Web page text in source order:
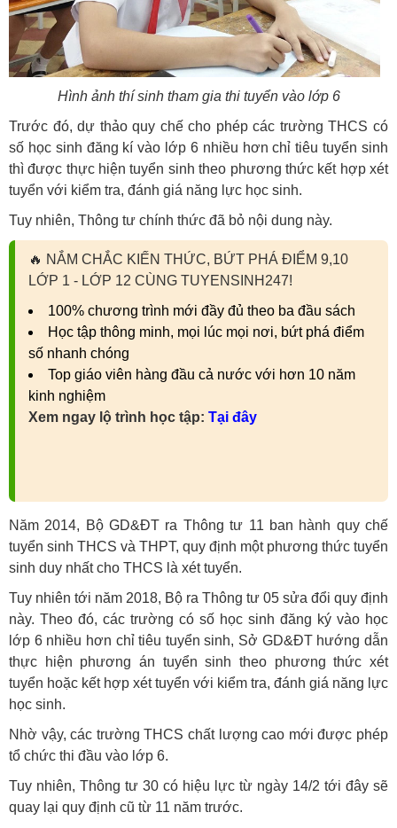
Hình ảnh thí sinh tham gia thi tuyển vào lớp 6
Trước đó, dự thảo quy chế cho phép các trường THCS có
số học sinh đăng kí vào lớp 6 nhiều hơn chỉ tiêu tuyển sinh
thì được thực hiện tuyển sinh theo phương thức kết hợp xét
tuyển với kiểm tra, đánh giá năng lực học sinh.
Tuy nhiên, Thông tư chính thức đã bỏ nội dung này.
🔥 NẮM CHẮC KIẾN THỨC, BỨT PHÁ ĐIỂM 9,10
LỚP 1 - LỚP 12 CÙNG TUYENSINH247!
100% chương trình mới đầy đủ theo ba đầu sách
Học tập thông minh, mọi lúc mọi nơi, bứt phá điểm
số nhanh chóng
Top giáo viên hàng đầu cả nước với hơn 10 năm
kinh nghiệm
Xem ngay lộ trình học tập: Tại đây
Năm 2014, Bộ GD&ĐT ra Thông tư 11 ban hành quy chế
tuyển sinh THCS và THPT, quy định một phương thức tuyển
sinh duy nhất cho THCS là xét tuyển.
Tuy nhiên tới năm 2018, Bộ ra Thông tư 05 sửa đổi quy định
này. Theo đó, các trường có số học sinh đăng ký vào học
lớp 6 nhiều hơn chỉ tiêu tuyển sinh, Sở GD&ĐT hướng dẫn
thực hiện phương án tuyển sinh theo phương thức xét
tuyển hoặc kết hợp xét tuyển với kiểm tra, đánh giá năng lực
học sinh.
Nhờ vậy, các trường THCS chất lượng cao mới được phép
tổ chức thi đầu vào lớp 6.
Tuy nhiên, Thông tư 30 có hiệu lực từ ngày 14/2 tới đây sẽ
quay lại quy định cũ từ 11 năm trước.